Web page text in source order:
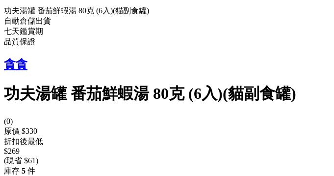
功夫湯罐 番茄鮮蝦湯 80克 (6入)(貓副食罐)
自動倉儲出貨
七天鑑賞期
品質保證
貪貪
功夫湯罐 番茄鮮蝦湯 80克 (6入)(貓副食罐)
(0)
原價 $330
折扣後最低
$269
(現省 $61)
庫存 5 件